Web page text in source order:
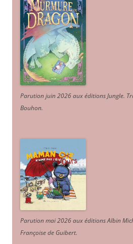
Parution juin 2026 aux éditions Jungle.
Bouhon.
Parution mai 2026 aux éditions Albin
Françoise de Guibert.